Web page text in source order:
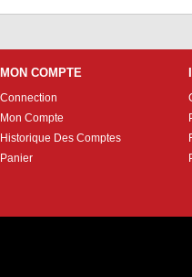
MON COMPTE
Connection
Mon Compte
Historique Des Comptes
Panier